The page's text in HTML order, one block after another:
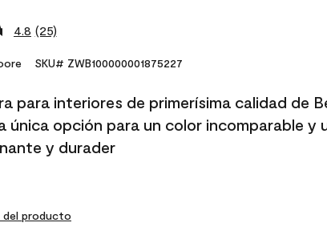
4.8 Read
Reviews.
link.
(25)
SKU# ZWB100000001875227
para interiores de primerísima calidad de
única opción para un color incomparable y
y durader
del producto